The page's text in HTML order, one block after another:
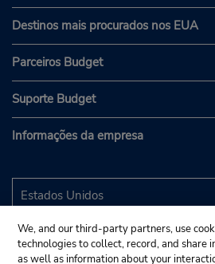
Destinos mais procurados nos EUA
Parceiros Budget
Suporte Budget
Informações da empresa
We, and our third-party partners, use
technologies to collect, record, and share
as well as information about your